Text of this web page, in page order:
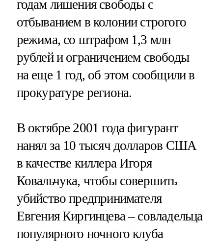
годам лишения свободы с
отбыванием в колонии строгого
режима, со штрафом 1,3 млн
рублей и ограничением свободы
на еще 1 год, об этом сообщили в
прокуратуре региона.
В октябре 2001 года фигурант
нанял за 10 тысяч долларов США
в качестве киллера Игоря
Ковальчука, чтобы совершить
убийство предпринимателя
Евгения Киргинцева – совладельца
популярного ночного клуба